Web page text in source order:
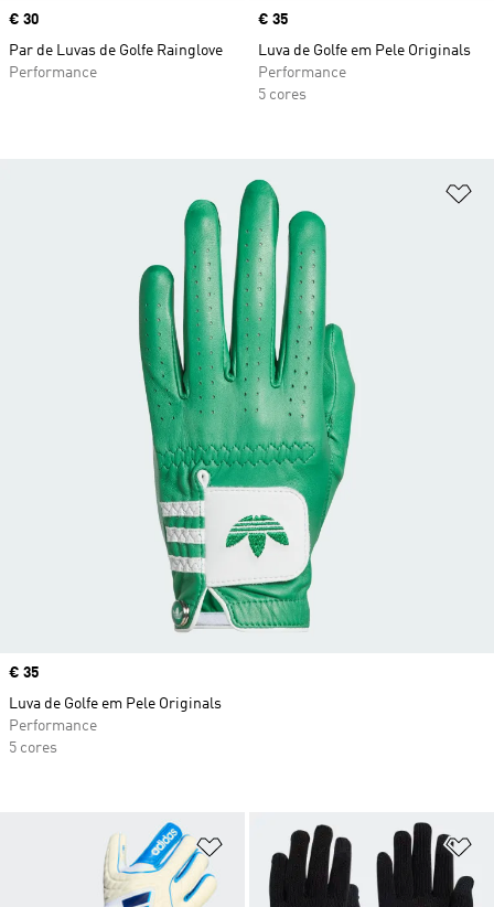
Price
€ 30
Par de Luvas de Golfe Rainglove
Performance
Price
€ 35
Luva de Golfe em Pele Originals
Performance
5 cores
Adicionar à Lista de Desejos
Price
€ 35
Luva de Golfe em Pele Originals
Performance
5 cores